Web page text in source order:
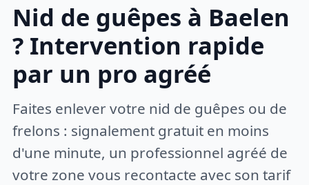
Nid de guêpes à Baelen
? Intervention rapide
par un pro agréé
Faites enlever votre nid de guêpes ou de
frelons : signalement gratuit en moins
d'une minute, un professionnel agréé de
votre zone vous recontacte avec son tarif